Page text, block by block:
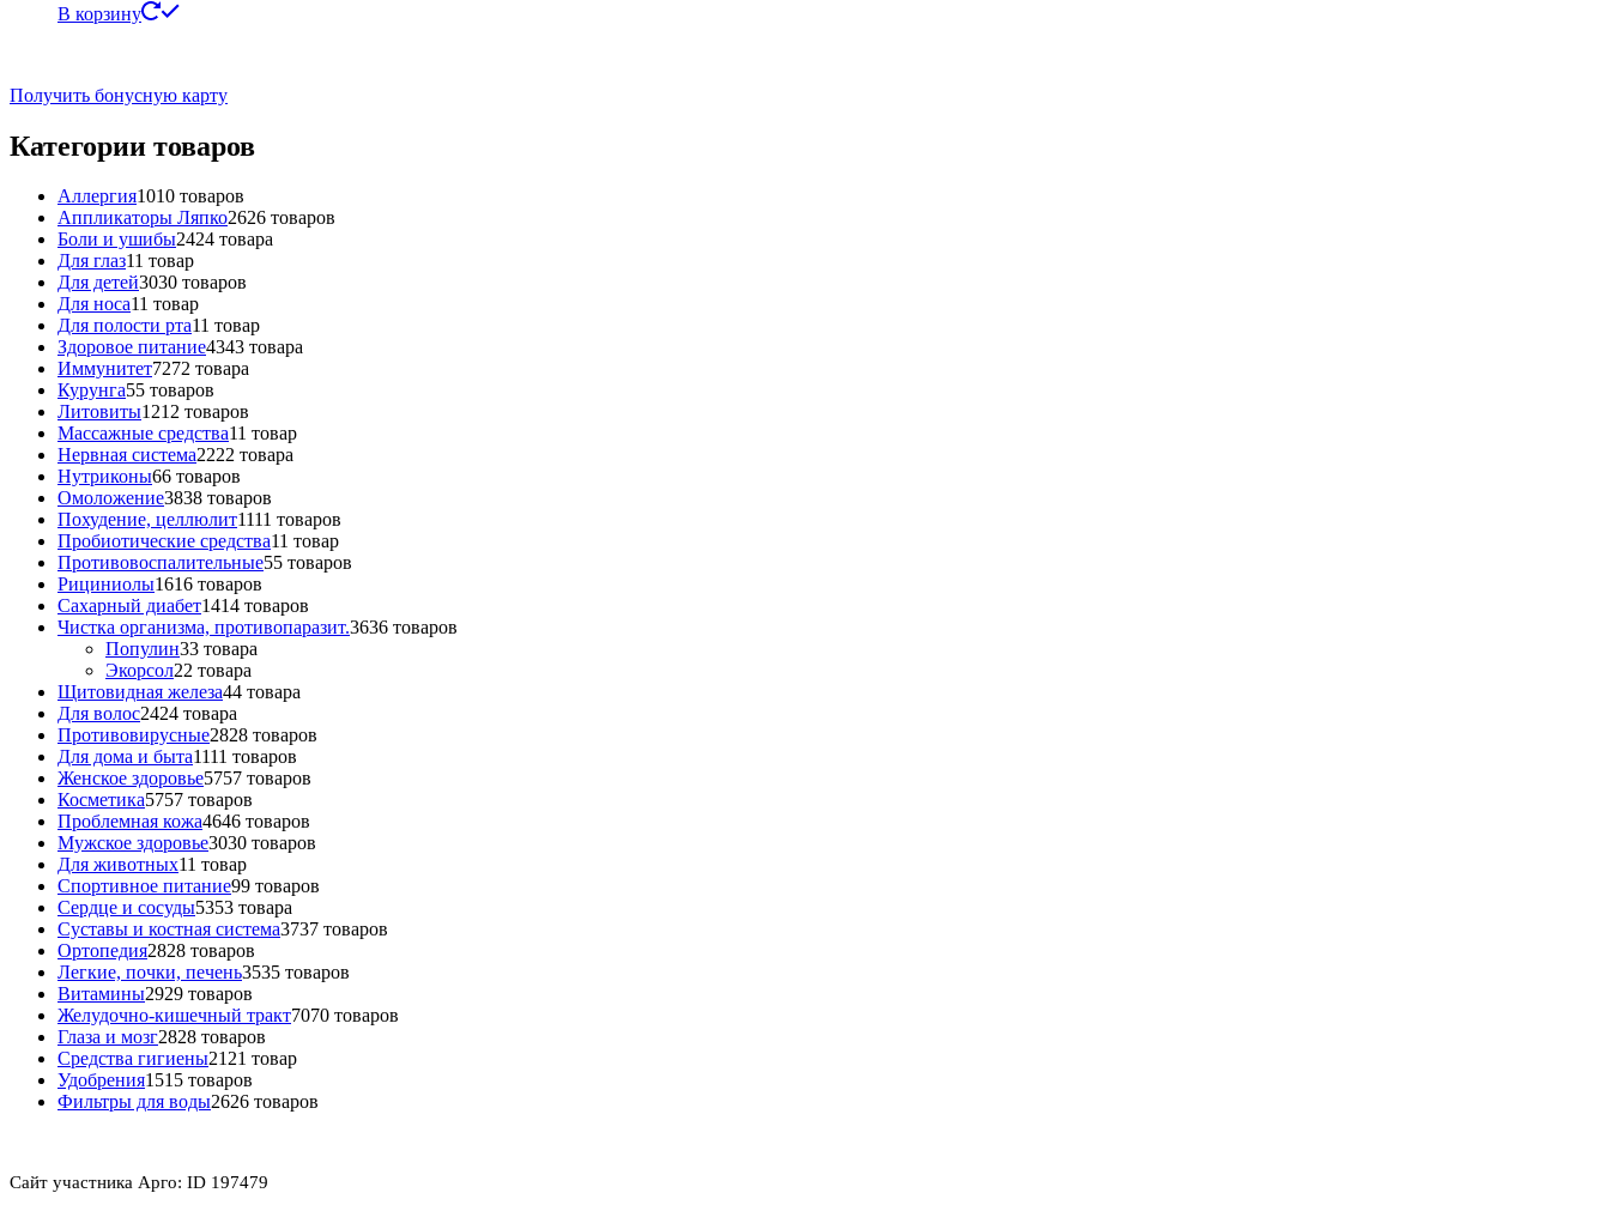
В корзину
Получить бонусную карту
Категории товаров
Аллергия1010 товаров
Аппликаторы Ляпко2626 товаров
Боли и ушибы2424 товара
Для глаз11 товар
Для детей3030 товаров
Для носа11 товар
Для полости рта11 товар
Здоровое питание4343 товара
Иммунитет7272 товара
Курунга55 товаров
Литовиты1212 товаров
Массажные средства11 товар
Нервная система2222 товара
Нутриконы66 товаров
Омоложение3838 товаров
Похудение, целлюлит1111 товаров
Пробиотические средства11 товар
Противовоспалительные55 товаров
Рициниолы1616 товаров
Сахарный диабет1414 товаров
Чистка организма, противопаразит.3636 товаров
Популин33 товара
Экорсол22 товара
Щитовидная железа44 товара
Для волос2424 товара
Противовирусные2828 товаров
Для дома и быта1111 товаров
Женское здоровье5757 товаров
Косметика5757 товаров
Проблемная кожа4646 товаров
Мужское здоровье3030 товаров
Для животных11 товар
Спортивное питание99 товаров
Сердце и сосуды5353 товара
Суставы и костная система3737 товаров
Ортопедия2828 товаров
Легкие, почки, печень3535 товаров
Витамины2929 товаров
Желудочно-кишечный тракт7070 товаров
Глаза и мозг2828 товаров
Средства гигиены2121 товар
Удобрения1515 товаров
Фильтры для воды2626 товаров
Сайт участника Арго: ID 197479